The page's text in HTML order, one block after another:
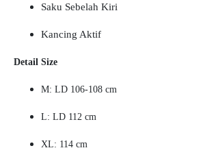
Saku Sebelah Kiri
Kancing Aktif
Detail Size
M: LD 106-108 cm
L: LD 112 cm
XL: 114 cm